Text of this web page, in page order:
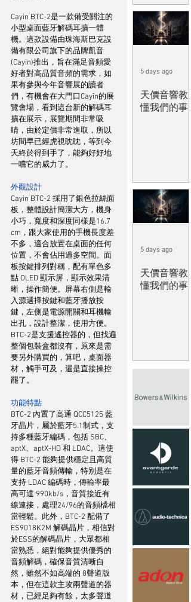
Cayin BTC-2是一款備受關注的
小型桌面藍牙解碼耳擴一體
機。這款設備由珠海斯巴克設
備有限公司旗下的品牌凱音
(Cayin)推出，旨在滿足音頻愛
好者對高品質音頻的需求，如
果有參與今年音響展的讀者
們，有機會在大門口Cayin的展
覽會場，看到這台新的解碼耳
擴在展示，展覽期間非常吸
睛，由於定價非常進取，所以
坊間早已經虎視眈眈，等到今
天終於得到手了，能夠好好地
一嚐它的威力了。
外觀設計
Cayin BTC-2 採用了銀色拉絲面
板，整體設計簡潔大方，機身
小巧，寬度和深度同樣是16.7
cm，跟大家使用的手機長度差
不多，適合放置在桌面的任何
位置，不會佔用過多空間。面
板按鍵排列對稱，配有單色多
點 OLED 顯示屏，顯示效果清
晰，操作簡便。屏幕右側是輸
入源選擇按鍵和藍牙播放按
鍵，左側是電源開關和耳機輸
出孔，設計整潔，使用方便。
BTC-2是支援遙控器的，但找遍
整個包裝盒都沒有，原來是需
要另外購買的，算吧，桌面器
材，觸手可及，還是直接操控
罷了。
功能特點
BTC-2 內置了高通 QCC5125 藍
牙晶片，屬於藍牙5.1制式，支
持多種藍牙編碼，包括 SBC、
aptX、aptX-HD 和 LDAC。這使
得 BTC-2 能夠提供穩定且高質
量的藍牙音頻傳輸，特別是在
支持 LDAC 編碼時，傳輸率最
高可達 990kb/s，音質接近有
線連接，處理24/96的音頻檔相
當輕鬆。此外，BTC-2 配備了
ES9018K2M 解碼晶片，相信對
於ESS的解碼晶片，大眾都相
當熟悉，絕對能夠提供優秀的
音頻解碼，確保音質清晰自
然，雖然不如高端的 8聲道版
本，但在這款主攻兩聲道的器
材，已經足夠有餘，太多聲道
天價音響教
懂我們的事
5 days ago
天價音響教
懂我們的事
5 days ago